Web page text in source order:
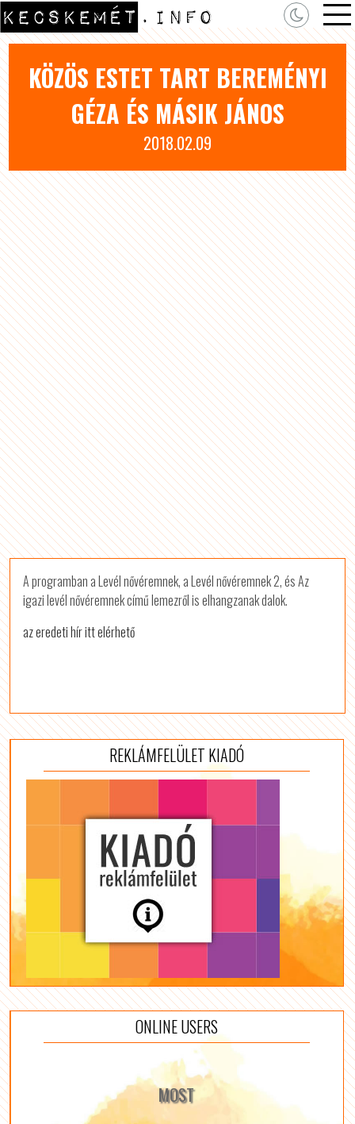
KÖZÖS ESTET TART BEREMÉNYI
GÉZA ÉS MÁSIK JÁNOS
2018.02.09
A programban a Levél nővéremnek, a Levél nővéremnek 2, és Az
igazi levél nővéremnek című lemezről is elhangzanak dalok.
az eredeti hír itt elérhető
REKLÁMFELÜLET KIADÓ
ONLINE USERS
MOST